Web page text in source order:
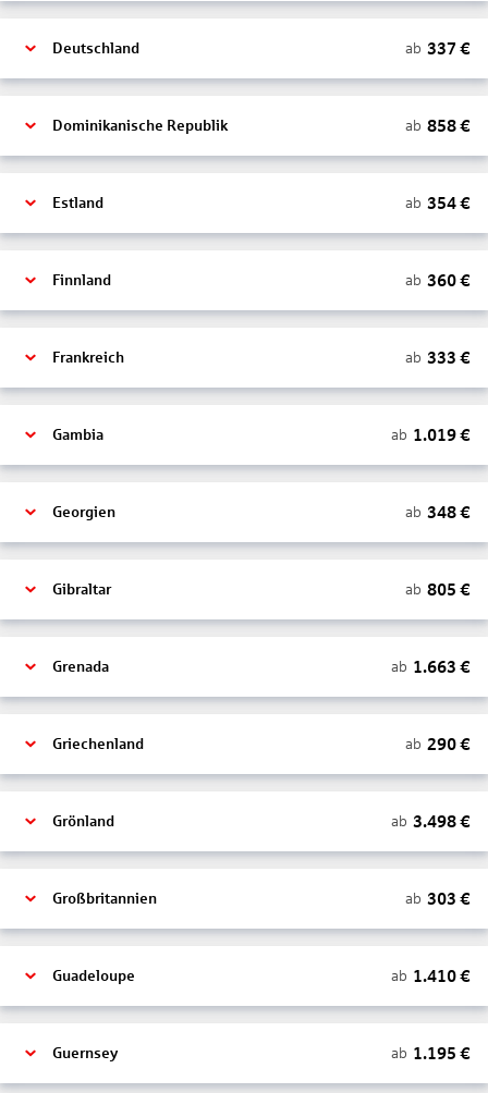
Deutschland ab 337 €
Dominikanische Republik ab 858€
Estland ab 354€
Finnland ab 360€
Frankreich ab 333 €
Gambia ab 1.019€
Georgien ab 348€
Gibraltar ab 805 €
Grenada ab 1.663 €
Griechenland ab 290€
Grönland ab 3.498€
Großbritannien ab 303 €
Guadeloupe ab 1.410€
Guernsey ab 1.195 €